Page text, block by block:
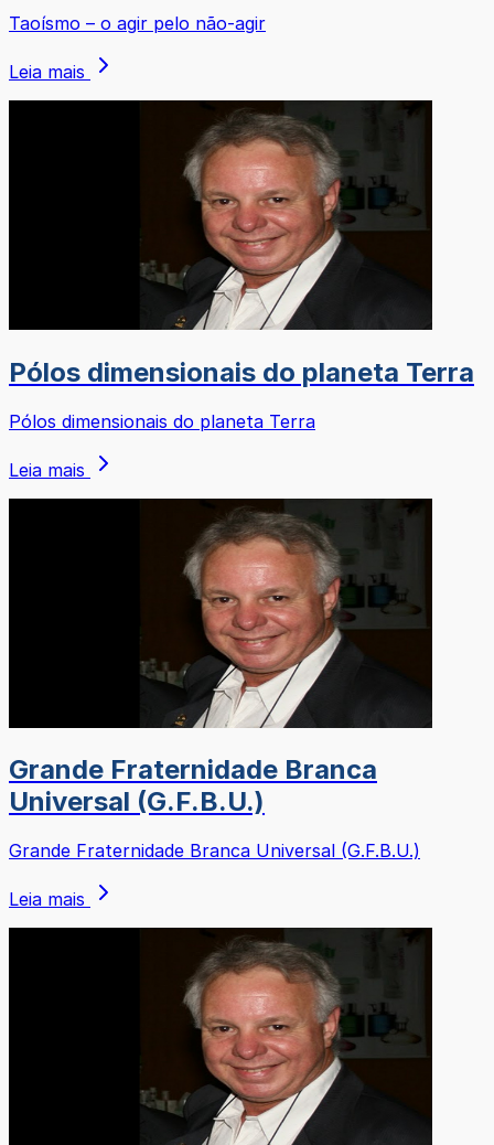
Taoísmo – o agir pelo não-agir
Leia mais
Pólos dimensionais do planeta Terra
Pólos dimensionais do planeta Terra
Leia mais
Grande Fraternidade Branca
Universal (G.F.B.U.)
Grande Fraternidade Branca Universal (G.F.B.U.)
Leia mais